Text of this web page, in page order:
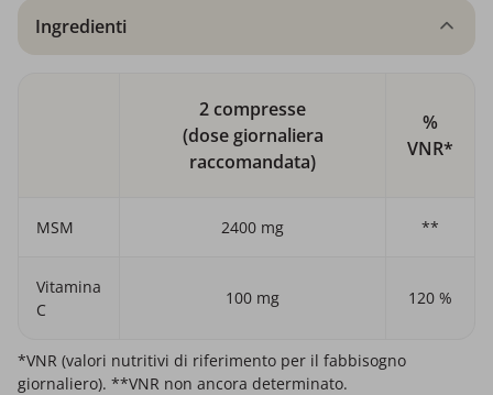
Ingredienti
2 compresse
(dose giornaliera
raccomandata)
%
VNR*
MSM 2400 mg **
Vitamina
C
100 mg 120 %
*VNR (valori nutritivi di riferimento per il fabbisogno
giornaliero). **VNR non ancora determinato.